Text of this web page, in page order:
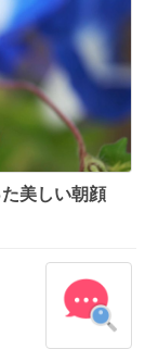
美しい朝顔